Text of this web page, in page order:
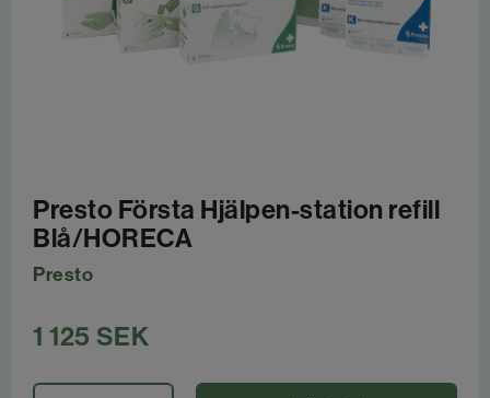
Presto Första Hjälpen-station refill
Blå/HORECA
Presto
1 125 SEK